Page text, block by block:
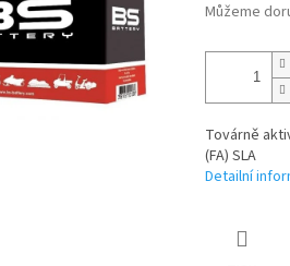
Můžeme
Továrně
(FA) SLA
Detailní